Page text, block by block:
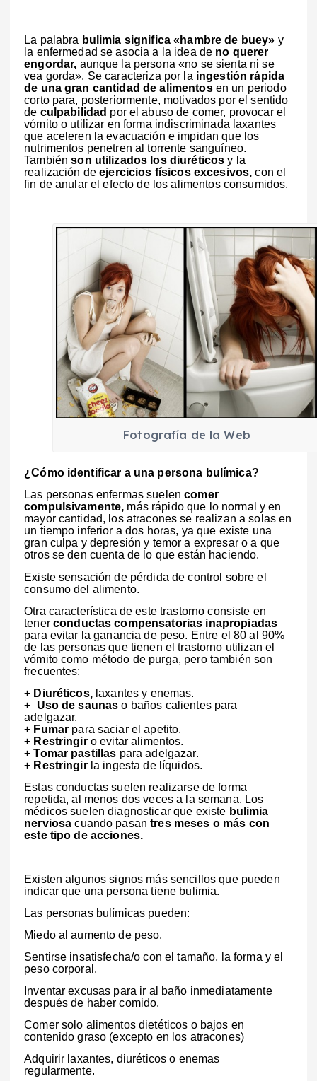
La palabra bulimia significa «hambre de buey» y
la enfermedad se asocia a la idea de no querer
engordar, aunque la persona «no se sienta ni se
vea gorda». Se caracteriza por la ingestión rápida
de una gran cantidad de alimentos en un periodo
corto para, posteriormente, motivados por el sentido
de culpabilidad por el abuso de comer, provocar el
vómito o utilizar en forma indiscriminada laxantes
que aceleren la evacuación e impidan que los
nutrimentos penetren al torrente sanguíneo.
Tambiénson utilizados los diuréticos y la
realización deejercicios físicos excesivos, con el
fin de anular el efecto de los alimentos consumidos.
Fotografía de la Web
¿Cómo identificar a una persona bulímica?
Las personas enfermas suelencomer
compulsivamente, más rápido que lo normal y en
mayor cantidad, los atracones se realizan a solas en
un tiempo inferior a dos horas, ya que existe una
gran culpa y depresión y temor a expresar o a que
otros se den cuenta de lo que están haciendo.
Existe sensación de pérdida de control sobre el
consumo del alimento.
Otra característica de este trastorno consiste en
tener conductas compensatorias inapropiadas
para evitar la ganancia de peso. Entre el 80 al 90%
de las personas que tienen el trastorno utilizan el
vómito como método de purga, pero también son
frecuentes:
+ Diuréticos, laxantes y enemas.
+ Uso de saunas o baños calientes para
adelgazar.
+ Fumar para saciar el apetito.
+ Restringir o evitar alimentos.
+ Tomar pastillas para adelgazar.
+ Restringir la ingesta de líquidos.
Estas conductas suelen realizarse de forma
repetida, al menos dos veces a la semana. Los
médicos suelen diagnosticar que existe bulimia
nerviosa cuando pasan tres meses o más con
este tipo de acciones.
Existen algunos signos más sencillos que pueden
indicar que una persona tiene bulimia.
Las personas bulímicas pueden:
Miedo al aumento de peso.
Sentirse insatisfecha/o con el tamaño, la forma y el
peso corporal.
Inventar excusas para ir al baño inmediatamente
después de haber comido.
Comer solo alimentos dietéticos o bajos en
contenido graso (excepto en los atracones)
Adquirir laxantes, diuréticos o enemas
regularmente.